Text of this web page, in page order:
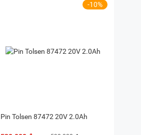
-10%
Pin Tolsen 87472 20V 2.0Ah